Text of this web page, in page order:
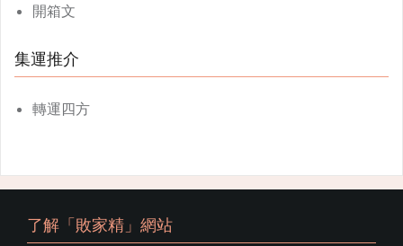
開箱文
集運推介
轉運四方
了解「敗家精」網站